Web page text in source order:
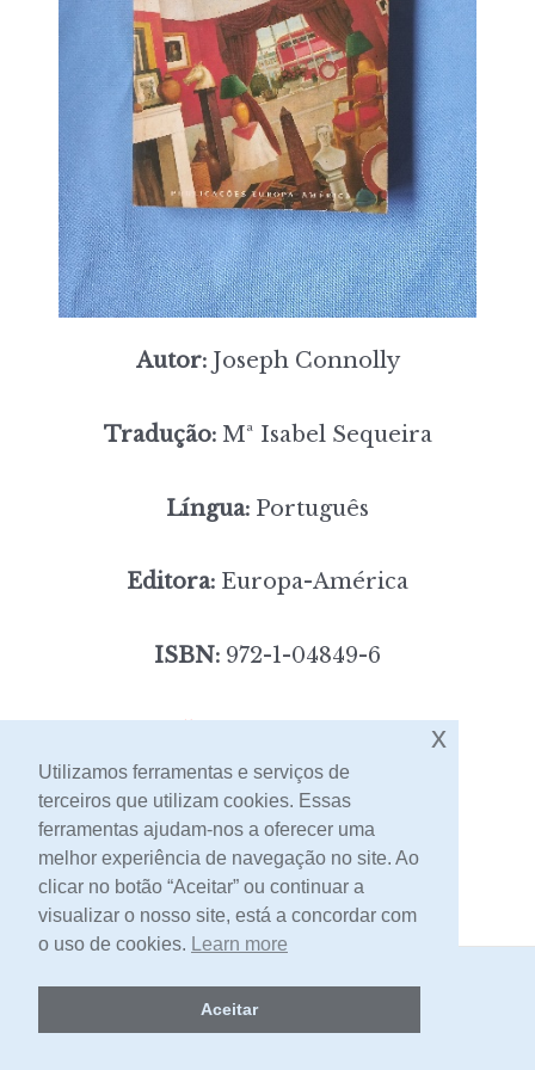
Autor:Joseph Connolly
Tradução:Mª Isabel Sequeira
Língua: Português
Editora: Europa-América
ISBN: 972-1-04849-6
[portes incluídos]
Contacto
2026 -Livraria Egrégora
Utilizamos ferramentas e serviços de
terceiros que utilizam cookies. Essas
ferramentas ajudam-nos a oferecer uma
melhor experiência de navegação no site. Ao
clicar no botão “Aceitar” ou continuar a
visualizar o nosso site, está a concordar com
o uso de cookies. Learn more
Aceitar
x